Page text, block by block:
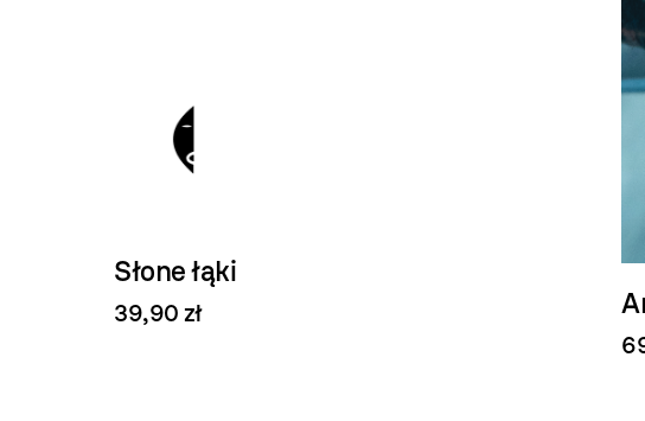
Słone łąki
39,90 zł